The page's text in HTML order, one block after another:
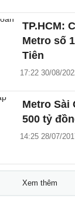
TP.HCM:
Metro số
Tiên
17:22 30/08/
Metro Sài
500 tỷ
14:25 28/07/
Xem thêm